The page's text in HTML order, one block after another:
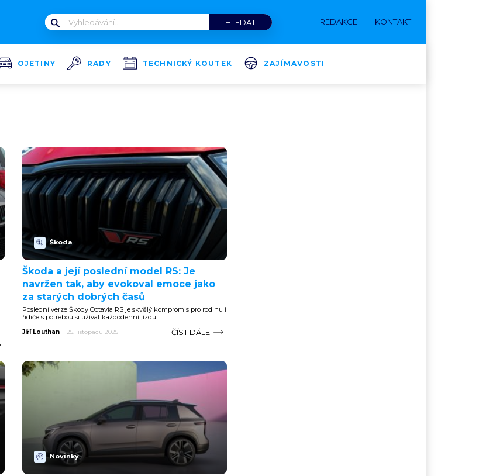
REDAKCE KONTAKT
OJETINY RADY TECHNICKÝ KOUTEK ZAJÍMAVOSTI
Škoda
Škoda a její poslední model RS: Je
navržen tak, aby evokoval emoce jako
za starých dobrých časů
Poslední verze Škody Octavia RS je skvělý kompromis pro rodinu i
řidiče s potřebou si užívat každodenní jízdu....
Jiří Louthan | 25. listopadu 2025 ČÍST DÁLE
Novinky